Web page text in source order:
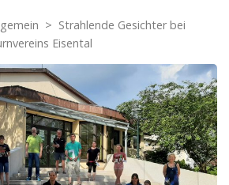
> Strahlende Gesichter bei
Eisental